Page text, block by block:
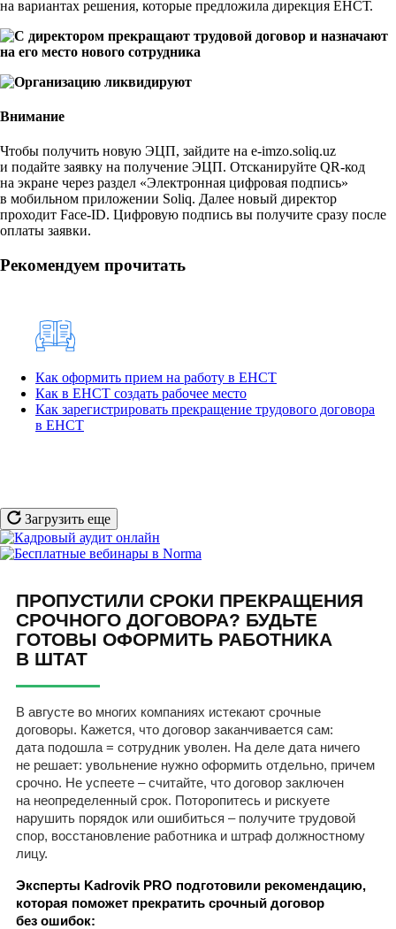
на вариантах решения, которые предложила дирекция ЕНСТ.
Внимание
Чтобы получить новую ЭЦП, зайдите на e-imzo.soliq.uz
и подайте заявку на получение ЭЦП. Отсканируйте QR-код
на экране через раздел «Электронная цифровая подпись»
в мобильном приложении Soliq. Далее новый директор
проходит Face-ID. Цифровую подпись вы получите сразу после
оплаты заявки.
Рекомендуем прочитать
Как оформить прием на работу в ЕНСТ
Как в ЕНСТ создать рабочее место
Как зарегистрировать прекращение трудового договора
в ЕНСТ
Загрузить еще
ПРОПУСТИЛИ СРОКИ ПРЕКРАЩЕНИЯ
СРОЧНОГО ДОГОВОРА? БУДЬТЕ
ГОТОВЫ ОФОРМИТЬ РАБОТНИКА
В ШТАТ
В августе во многих компаниях истекают срочные
договоры. Кажется, что договор заканчивается сам:
дата подошла = сотрудник уволен. На деле дата ничего
не решает: увольнение нужно оформить отдельно, причем
срочно. Не успеете – считайте, что договор заключен
на неопределенный срок. Поторопитесь и рискуете
нарушить порядок или ошибиться – получите трудовой
спор, восстановление работника и штраф должностному
лицу.
Эксперты Kadrovik PRO подготовили рекомендацию,
которая поможет прекратить срочный договор
без ошибок: